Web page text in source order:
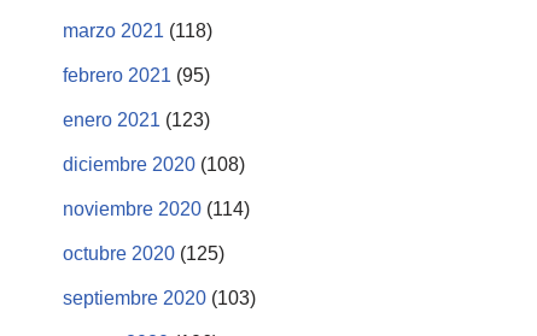
marzo 2021 (118)
febrero 2021 (95)
enero 2021 (123)
diciembre 2020 (108)
noviembre 2020 (114)
octubre 2020 (125)
septiembre 2020 (103)